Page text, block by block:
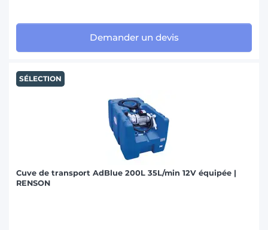
Demander un devis
SÉLECTION
Cuve de transport AdBlue 200L 35L/min 12V équipée |
RENSON